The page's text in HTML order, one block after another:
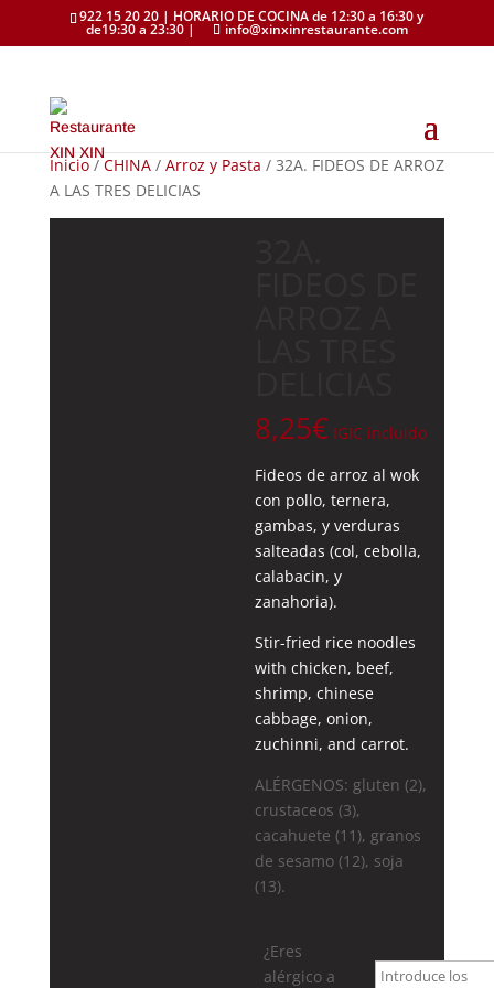
922 15 20 20 | HORARIO DE COCINA de 12:30 a 16:30 y
de19:30 a 23:30 | info@xinxinrestaurante.com
Inicio/CHINA/ Arroz y Pasta / 32A. FIDEOS DE ARROZ
A LAS TRES DELICIAS
8,25€ IGIC incluido
Fideos de arroz al wok
con pollo, ternera,
gambas, y verduras
salteadas (col, cebolla,
calabacin, y
zanahoria).
Stir-fried rice noodles
with chicken, beef,
shrimp, chinese
cabbage, onion,
zuchinni, and carrot.
ALÉRGENOS: gluten (2),
crustaceos (3),
cacahuete (11), granos
de sesamo (12), soja
(13).
¿Eres
alérgico a